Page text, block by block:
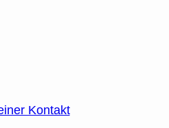
Kontakt